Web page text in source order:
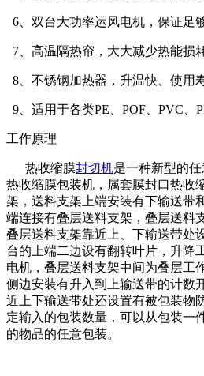
6、双台大功率运风电机，保证足
7、高温隔热帘，大大减少热能损耗
8、不锈钢加热器，升温快、使用
9、适用于各类PE、POF、PVC、
工作原理
热收缩膜封切机是一种新型的
热收缩膜包装机，属套膜封口热收
架，送料支架上端安装有下输送带
端连接有叠层送料支架，叠层送料
叠层送料支架靠近上、下输送带处
台的上端二边设有翻转叶片，升降
电机，叠层送料支架中间为叠层工
侧边安装有升入到上输送带的计数
近上下输送带处还设置有被包装物
定输入的包装数量，可以从包装一
的物品的任意包装。